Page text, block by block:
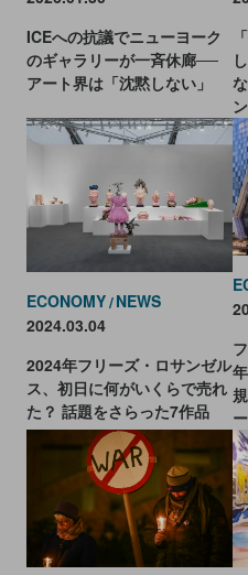
ICEへの抗議でニューヨーク
のギャラリーが一斉休廊──
アート界は「沈黙しない」
ECONOMY NEWS
2024.03.04
2024年フリーズ・ロサンゼル
ス、初日に何がいくらで売れ
た？ 話題をさらった7作品